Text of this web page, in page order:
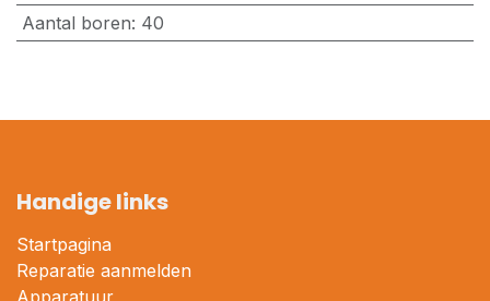
Aantal boren: 40
Handige links
Startpagina
Reparatie aanmelden